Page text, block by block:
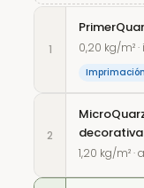
1 0,20 kg/m²
Imprimación
2
decorativa
1,20 kg/m²